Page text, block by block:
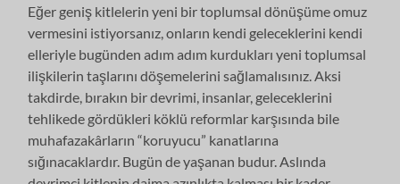
Eğer geniş kitlelerin yeni bir toplumsal dönüşüme omuz
vermesini istiyorsanız, onların kendi geleceklerini kendi
elleriyle bugünden adım adım kurdukları yeni toplumsal
ilişkilerin taşlarını döşemelerini sağlamalısınız. Aksi
takdirde, bırakın bir devrimi, insanlar, geleceklerini
tehlikede gördükleri köklü reformlar karşısında bile
muhafazakârların “koruyucu” kanatlarına
sığınacaklardır. Bugün de yaşanan budur. Aslında